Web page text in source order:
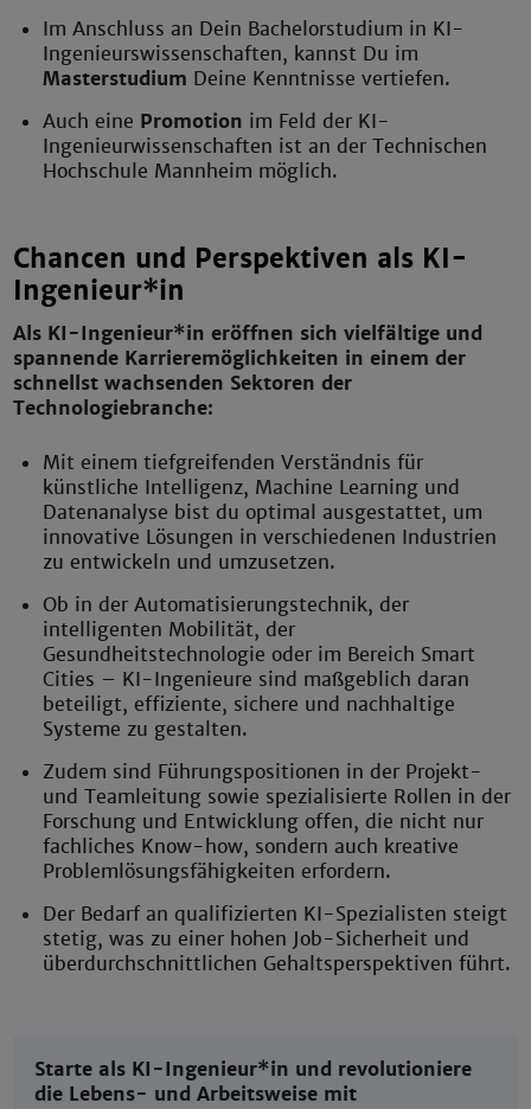
Im Anschluss an Dein Bachelorstudium in KI-
Ingenieurswissenschaften, kannst Du im
Masterstudium Deine Kenntnisse vertiefen.
Auch eine Promotion im Feld der KI-
Ingenieurwissenschaften ist an der Technischen
Hochschule Mannheim möglich.
Chancen und Perspektiven als KI-
Ingenieur*in
Als KI-Ingenieur*in eröffnen sich vielfältige und
spannende Karrieremöglichkeiten in einem der
schnellst wachsenden Sektoren der
Technologiebranche:
Mit einem tiefgreifenden Verständnis für
künstliche Intelligenz, Machine Learning und
Datenanalyse bist du optimal ausgestattet, um
innovative Lösungen in verschiedenen Industrien
zu entwickeln und umzusetzen.
Ob in der Automatisierungstechnik, der
intelligenten Mobilität, der
Gesundheitstechnologie oder im Bereich Smart
Cities – KI-Ingenieure sind maßgeblich daran
beteiligt, effiziente, sichere und nachhaltige
Systeme zu gestalten.
Zudem sind Führungspositionen in der Projekt-
und Teamleitung sowie spezialisierte Rollen in der
Forschung und Entwicklung offen, die nicht nur
fachliches Know-how, sondern auch kreative
Problemlösungsfähigkeiten erfordern.
Der Bedarf an qualifizierten KI-Spezialisten steigt
stetig, was zu einer hohen Job-Sicherheit und
überdurchschnittlichen Gehaltsperspektiven führt.
Starte als KI-Ingenieur*in und revolutioniere
die Lebens- und Arbeitsweise mit